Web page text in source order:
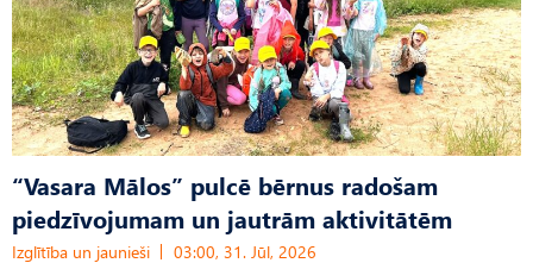
“Vasara Mālos” pulcē bērnus radošam
piedzīvojumam un jautrām aktivitātēm
Izglītība un jaunieši 03:00, 31. Jūl, 2026